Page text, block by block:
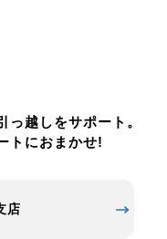
っ越しをサポート。
トにおまかせ!
店